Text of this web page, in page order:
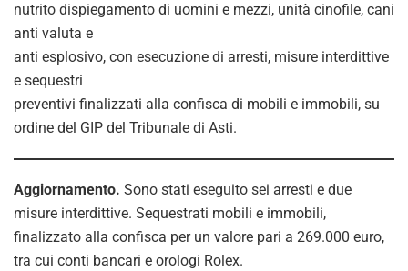
nutrito dispiegamento di uomini e mezzi, unità cinofile, cani
anti valuta e
anti esplosivo, con esecuzione di arresti, misure interdittive
e sequestri
preventivi finalizzati alla confisca di mobili e immobili, su
ordine del GIP del Tribunale di Asti.
Aggiornamento. Sono stati eseguito sei arresti e due
misure interdittive. Sequestrati mobili e immobili,
finalizzato alla confisca per un valore pari a 269.000 euro,
tra cui conti bancari e orologi Rolex.